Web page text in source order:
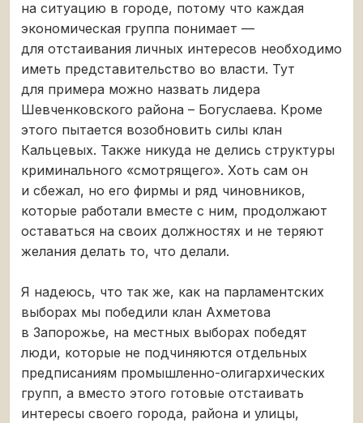
на ситуацию в городе, потому что каждая
экономическая группа понимает —
для отстаивания личных интересов необходимо
иметь представительство во власти. Тут
для примера можно назвать лидера
Шевченковского района – Богуслаева. Кроме
этого пытается возобновить силы клан
Кальцевых. Также никуда не делись структуры
криминального «смотрящего». Хоть сам он
и сбежал, но его фирмы и ряд чиновников,
которые работали вместе с ним, продолжают
оставаться на своих должностях и не теряют
желания делать то, что делали.
Я надеюсь, что так же, как на парламентских
выборах мы победили клан Ахметова
в Запорожье, на местных выборах победят
люди, которые не подчиняются отдельных
предписаниям промышленно-олигархических
групп, а вместо этого готовые отстаивать
интересы своего города, района и улицы,